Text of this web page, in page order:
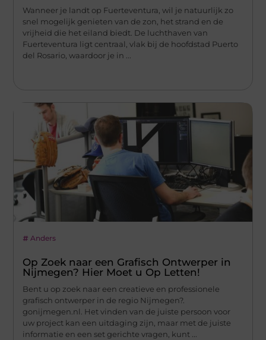
Wanneer je landt op Fuerteventura, wil je natuurlijk zo
snel mogelijk genieten van de zon, het strand en de
vrijheid die het eiland biedt. De luchthaven van
Fuerteventura ligt centraal, vlak bij de hoofdstad Puerto
del Rosario, waardoor je in ...
Anders
Op Zoek naar een Grafisch Ontwerper in
Nijmegen? Hier Moet u Op Letten!
Bent u op zoek naar een creatieve en professionele
grafisch ontwerper in de regio Nijmegen?.
gonijmegen.nl. Het vinden van de juiste persoon voor
uw project kan een uitdaging zijn, maar met de juiste
informatie en een set gerichte vragen, kunt ...